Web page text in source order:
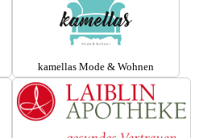
kamellas Mode & Wohnen